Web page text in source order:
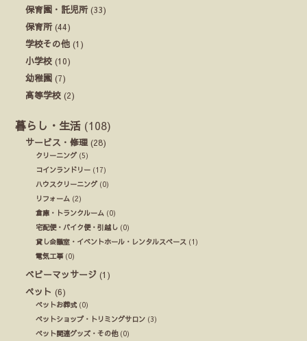
保育園・託児所(33)
保育所(44)
学校その他 (1)
小学校 (10)
幼稚園 (7)
高等学校 (2)
暮らし・生活 (108)
サービス・修理 (28)
クリーニング(5)
コインランドリー (17)
ハウスクリーニング(0)
リフォーム (2)
倉庫・トランクルーム (0)
宅配便・バイク便・引越し (0)
貸し会議室・イベントホール・レンタルスペース (1)
電気工事(0)
ベビーマッサージ (1)
ペット (6)
ペットお葬式(0)
ペットショップ・トリミングサロン (3)
ペット関連グッズ・その他(0)